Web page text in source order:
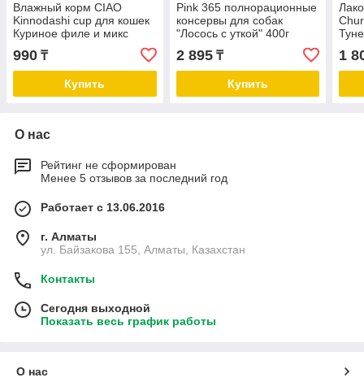
Влажный корм CIAO
Kinnodashi cup для кошек
Куриное филе и микс
тунцов Магуро и Кацуо,
консервы 70г
990 ₸
Купить
Pink 365 полнорационные
консервы для собак
"Лосось с уткой" 400г
2 895₸
Купить
4шт
1
О нас
Рейтинг не сформирован
Менее 5 отзывов за последний год
Работает с 13.06.2016
г. Алматы
ул. Байзакова 155, Алматы, Казахстан
Контакты
Сегодня выходной
Показать весь график работы
О нас